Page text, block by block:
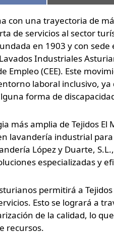
con una trayectoria de
de servicios al sector
en 1903 y con sede
Industriales
Empleo (CEE). Este
laboral inclusivo, ya
forma de
más amplia de Tejidos
lavandería industrial
López y Duarte,
especializadas y
permitirá a
Esto se logrará a
de la calidad, lo
recursos.